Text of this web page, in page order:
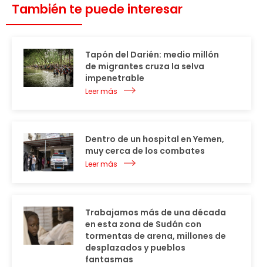
También te puede interesar
Tapón del Darién: medio millón
de migrantes cruza la selva
impenetrable
Leer más
Dentro de un hospital en Yemen,
muy cerca de los combates
Leer más
Trabajamos más de una década
en esta zona de Sudán con
tormentas de arena, millones de
desplazados y pueblos
fantasmas